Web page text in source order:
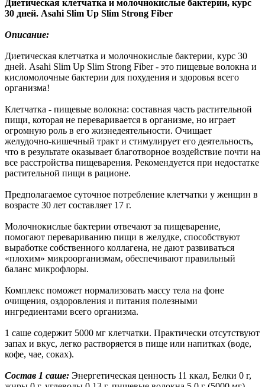
Диетическая клетчатка и молочнокислые бактерии, курс
30 дней. Asahi Slim Up Slim Strong Fiber
Описание:
Диетическая клетчатка и молочнокислые бактерии, курс 30
дней. Asahi Slim Up Slim Strong Fiber - это пищевые волокна и
кисломолочные бактерии для похудения и здоровья всего
организма!
Клетчатка - пищевые волокна: составная часть растительной
пищи, которая не переваривается в организме, но играет
огромную роль в его жизнедеятельности. Очищает
желудочно-кишечный тракт и стимулирует его деятельность,
что в результате оказывает благотворное воздействие почти на
все расстройства пищеварения. Рекомендуется при недостатке
растительной пищи в рационе.
Предполагаемое суточное потребление клетчатки у женщин в
возрасте 30 лет составляет 17 г.
Молочнокислые бактерии отвечают за пищеварение,
помогают перевариванию пищи в желудке, способствуют
выработке собственного коллагена, не дают развиваться
«плохим» микроорганизмам, обеспечивают правильный
баланс микрофлоры.
Комплекс поможет нормализовать массу тела на фоне
очищения, оздоровления и питания полезными
ингредиентами всего организма.
1 саше содержит 5000 мг клетчатки. Практически отсутствуют
запах и вкус, легко растворяется в пище или напитках (воде,
кофе, чае, соках).
Состав 1 саше: Энергетическая ценность 11 ккал, Белки 0 г,